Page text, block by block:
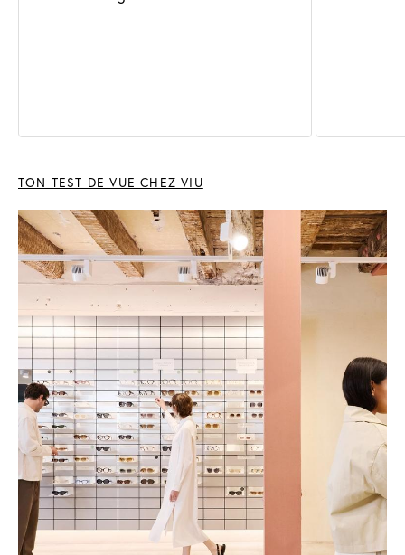
TON TEST DE VUE CHEZ VIU